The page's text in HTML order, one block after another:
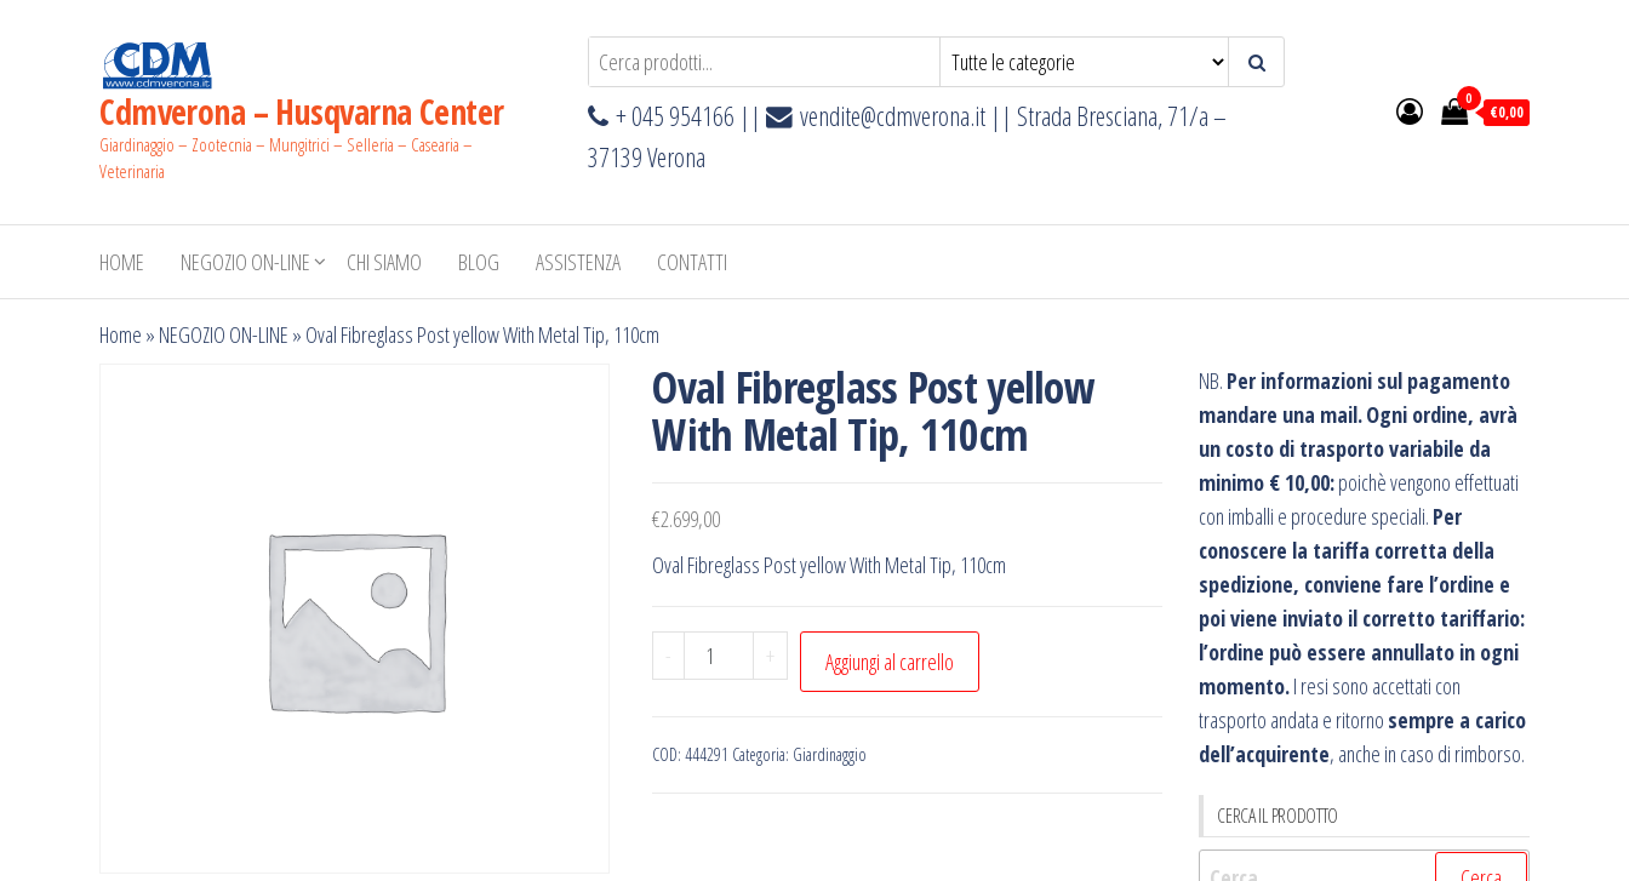
Cdmverona – Husqvarna Center
Giardinaggio – Zootecnia – Mungitrici – Selleria – Casearia –
Veterinaria
+ 045 954166 || vendite@cdmverona.it || Strada Bresciana, 71/a –
37139 Verona
0
€0,00
HOME NEGOZIO ON-LINE CHI SIAMO BLOG ASSISTENZA CONTATTI
Home » NEGOZIO ON-LINE » Oval Fibreglass Post yellow With Metal Tip, 110cm
Oval Fibreglass Post yellow
With Metal Tip, 110cm
€2.699,00
Oval Fibreglass Post yellow With Metal Tip, 110cm
-
Oval
Fibreglass
yellow
+ Aggiungi al carrello
COD:444291 Categoria: Giardinaggio
NB. Per informazioni sul pagamento
mandare una mail.Ogni ordine, avrà
un costo di trasporto variabile da
minimo € 10,00:poichè vengono effettuati
con imballi e procedure speciali. Per
conoscere la tariffa corretta della
spedizione, conviene fare l’ordine e
poi viene inviato il corretto tariffario:
l’ordine può essere annullato in ogni
momento.I resi sono accettati con
trasporto andata e ritorno sempre a carico
dell’acquirente, anche in caso di rimborso.
CERCA IL PRODOTTO
Ricerca